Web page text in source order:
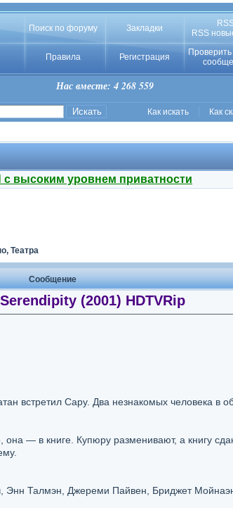
Поиск по форуму Закладки
RSS
Правила Регистрация
Нас вместе: 4 268 559
Как искать Как
высоким уровнем приватности
Театра
Сообщение
(2001) HDTVRip
встретил Сару. Два незнакомых человека в
— в книге. Купюру разменивают, а книгу
Энн Талмэн, Джереми Пайвен, Бриджет